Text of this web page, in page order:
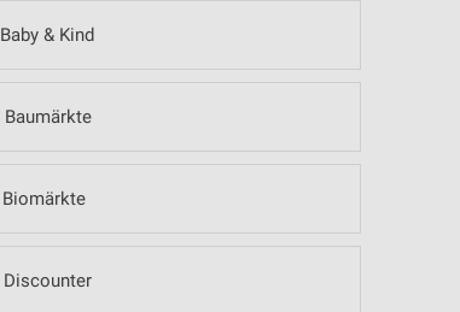
Baby & Kind
Baumärkte
Biomärkte
Discounter